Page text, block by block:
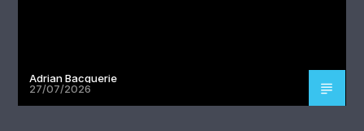
Adrian Bacquerie
27/07/2026